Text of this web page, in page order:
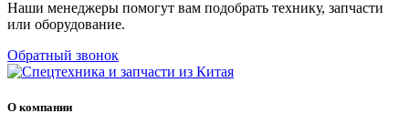
Наши менеджеры помогут вам подобрать технику, запчасти
или оборудование.
Обратный звонок
О компании